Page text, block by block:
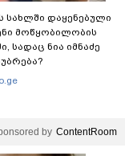
სახლში დაყენებული
მოწყობილობის
სადაც ნია იმნაძე
by ContentRoom